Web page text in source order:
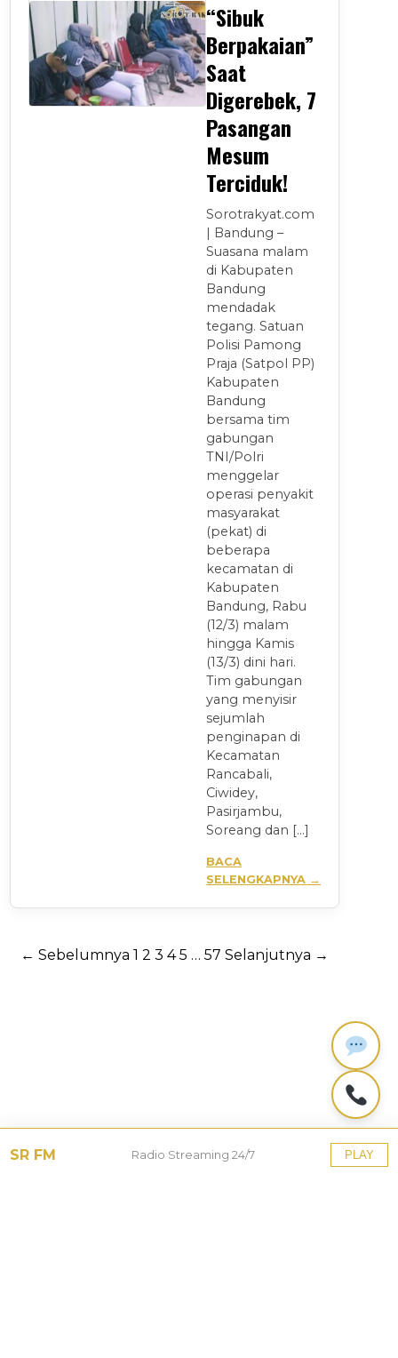
“Sibuk
Berpakaian”
Saat
Digerebek, 7
Pasangan
Mesum
Terciduk!
Sorotrakyat.com
| Bandung –
Suasana malam
di Kabupaten
Bandung
mendadak
tegang. Satuan
Polisi Pamong
Praja (Satpol PP)
Kabupaten
Bandung
bersama tim
gabungan
TNI/Polri
menggelar
operasi penyakit
masyarakat
(pekat) di
beberapa
kecamatan di
Kabupaten
Bandung, Rabu
(12/3) malam
hingga Kamis
(13/3) dini hari.
Tim gabungan
yang menyisir
sejumlah
penginapan di
Kecamatan
Rancabali,
Ciwidey,
Pasirjambu,
Soreang dan […]
BACA
SELENGKAPNYA →
Paginasi
← Sebelumnya 1 2 3 4 5 … 57 Selanjutnya →
SR FM Radio Streaming 24/7 PLAY